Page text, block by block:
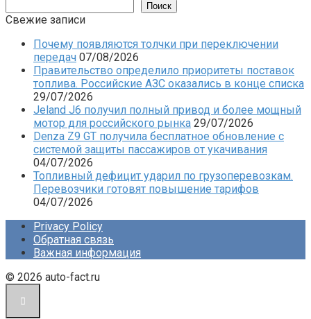
Поиск
Свежие записи
Почему появляются толчки при переключении
передач 07/08/2026
Правительство определило приоритеты поставок
топлива. Российские АЗС оказались в конце списка
29/07/2026
Jeland J6 получил полный привод и более мощный
мотор для российского рынка 29/07/2026
Denza Z9 GT получила бесплатное обновление с
системой защиты пассажиров от укачивания
04/07/2026
Топливный дефицит ударил по грузоперевозкам.
Перевозчики готовят повышение тарифов
04/07/2026
Privacy Policy
Обратная связь
Важная информация
© 2026 auto-fact.ru